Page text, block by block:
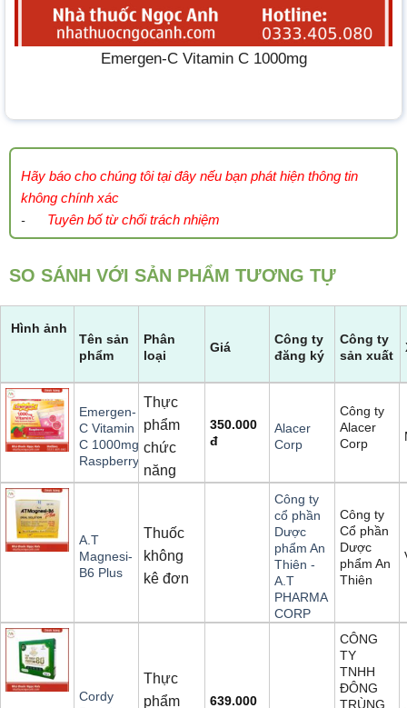
Emergen-C Vitamin C 1000mg
Hãy báo cho chúng tôi tại đây nếu bạn phát hiện thông tin
không chính xác
- Tuyên bố từ chối trách nhiệm
SO SÁNH VỚI SẢN PHẨM TƯƠNG TỰ
Hình ảnh
Tên sản
phẩm
Phân
loại
Giá
Công ty
đăng ký
Công ty
sản xuất
Emergen-
C Vitamin
C 1000mg
Raspberry
Thực
phẩm
chức
năng
350.000
đ
Alacer
Corp
Công ty
Alacer
Corp
A.T
Magnesi-
B6 Plus
Thuốc
không
kê đơn
Công ty
cổ phần
Dược
phẩm An
Thiên -
A.T
PHARMA
CORP
Công ty
Cổ phần
Dược
phẩm An
Thiên
Cordy
Thực
phẩm
639.000
CÔNG
TY
TNHH
ĐÔNG
TRÙNG